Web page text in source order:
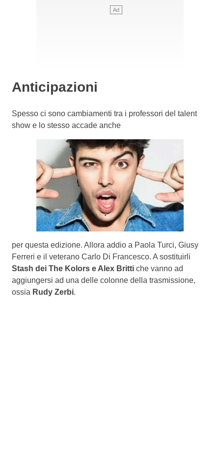
Anticipazioni
Spesso ci sono cambiamenti tra i professori del talent
show e lo stesso accade anche
per questa edizione. Allora addio a Paola Turci, Giusy
Ferreri e il veterano Carlo Di Francesco. A sostituirli
Stash dei The Kolors e Alex Britti che vanno ad
aggiungersi ad una delle colonne della trasmissione,
ossia Rudy Zerbi.